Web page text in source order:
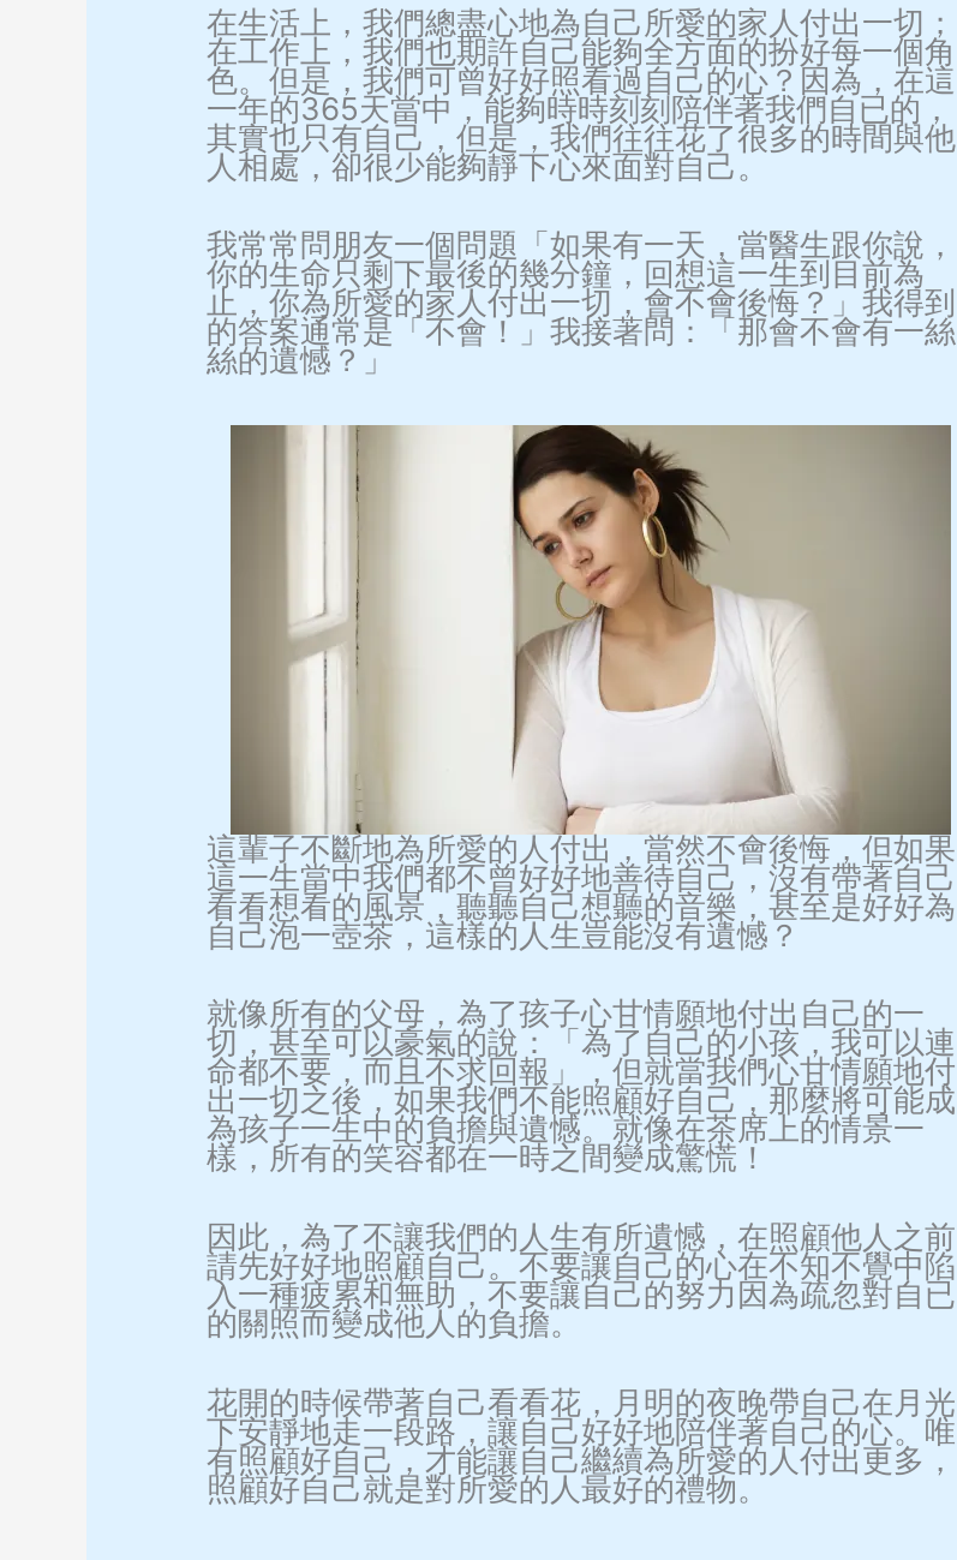
在生活上，我們總盡心地為自己所愛的家人付出一切；
在工作上，我們也期許自己能夠全方面的扮好每一個角
色。但是，我們可曾好好照看過自己的心？因為，在這
一年的365天當中，能夠時時刻刻陪伴著我們自已的，
其實也只有自己，但是，我們往往花了很多的時間與他
人相處，卻很少能夠靜下心來面對自己。
我常常問朋友一個問題「如果有一天，當醫生跟你說，
你的生命只剩下最後的幾分鐘，回想這一生到目前為
止，你為所愛的家人付出一切，會不會後悔？」我得到
的答案通常是「不會！」我接著問：「那會不會有一絲
絲的遺憾？」
這輩子不斷地為所愛的人付出，當然不會後悔，但如果
這一生當中我們都不曾好好地善待自己，沒有帶著自己
看看想看的風景，聽聽自己想聽的音樂，甚至是好好為
自己泡一壺茶，這樣的人生豈能沒有遺憾？
就像所有的父母，為了孩子心甘情願地付出自己的一
切，甚至可以豪氣的說：「為了自己的小孩，我可以連
命都不要，而且不求回報」，但就當我們心甘情願地付
出一切之後，如果我們不能照顧好自己，那麼將可能成
為孩子一生中的負擔與遺憾。就像在茶席上的情景一
樣，所有的笑容都在一時之間變成驚慌！
因此，為了不讓我們的人生有所遺憾，在照顧他人之前
請先好好地照顧自己。不要讓自己的心在不知不覺中陷
入一種疲累和無助，不要讓自己的努力因為疏忽對自已
的關照而變成他人的負擔。
花開的時候帶著自己看看花，月明的夜晚帶自己在月光
下安靜地走一段路，讓自己好好地陪伴著自己的心。唯
有照顧好自己，才能讓自己繼續為所愛的人付出更多，
照顧好自己就是對所愛的人最好的禮物。